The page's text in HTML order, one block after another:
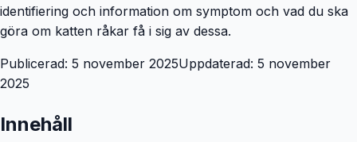
identifiering och information om symptom och vad du ska
göra om katten råkar få i sig av dessa.
Publicerad: 5 november 2025Uppdaterad: 5 november
2025
Innehåll